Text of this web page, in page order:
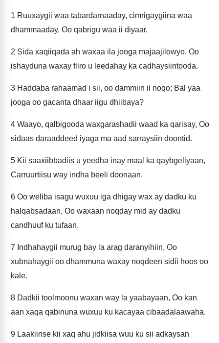
1 Ruuxaygii waa tabardarnaaday, cimrigaygiina waa
dhammaaday, Oo qabrigu waa ii diyaar.
2 Sida xaqiiqada ah waxaa ila jooga majaajilowyo, Oo
ishayduna waxay fiiro u leedahay ka cadhaysiintooda.
3 Haddaba rahaamad i sii, oo dammiin ii noqo; Bal yaa
jooga oo gacanta dhaar iigu dhiibaya?
4 Waayo, qalbigooda waxgarashadii waad ka qarisay, Oo
sidaas daraaddeed iyaga ma aad sarraysiin doontid.
5 Kii saaxiibbadiis u yeedha inay maal ka qaybgeliyaan,
Carruurtiisu way indha beeli doonaan.
6 Oo weliba isagu wuxuu iga dhigay wax ay dadku ku
halqabsadaan, Oo waxaan noqday mid ay dadku
candhuuf ku tufaan.
7 Indhahaygii murug bay la arag daranyihiin, Oo
xubnahaygii oo dhammuna waxay noqdeen sidii hoos oo
kale.
8 Dadkii toolmoonu waxan way la yaabayaan, Oo kan
aan xaqa qabinuna wuxuu ku kacayaa cibaadalaawaha.
9 Laakiinse kii xaq ahu jidkiisa wuu ku sii adkaysan